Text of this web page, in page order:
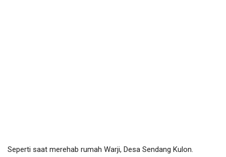
Seperti saat merehab rumah Warji, Desa Sendang Kulon.